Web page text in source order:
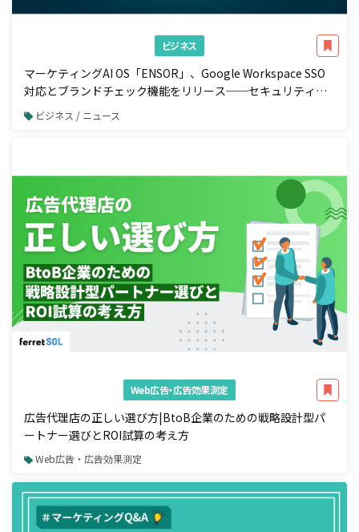
ビジネス
マーケティングAI OS「ENSOR」、Google Workspace SSO
対応とブランドチェック機能をリリース──セキュリティ強
化と広告配信前の自動コンプラ検知を一体で実現
ビジネス / ニュース
Web広告・広告効果測定
広告代理店の正しい選び方|BtoB企業のための戦略設計型パ
ートナー選びとROI試算の考え方
Web広告・広告効果測定